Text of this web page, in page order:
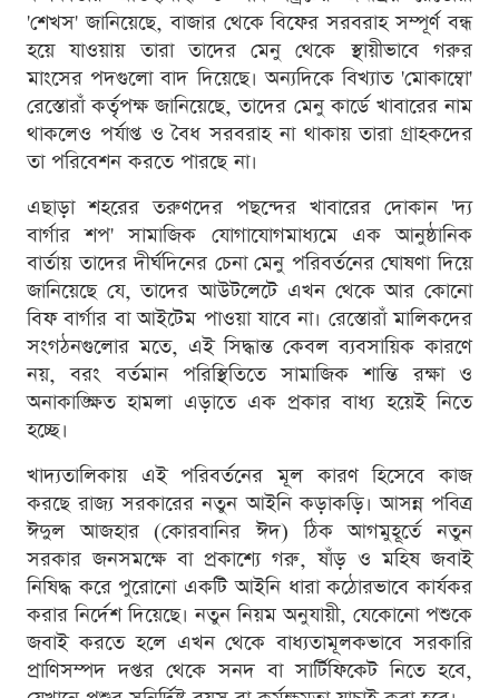
'শেখস' জানিয়েছে, বাজার থেকে বিফের সরবরাহ সম্পূর্ণ বন্ধ
হয়ে যাওয়ায় তারা তাদের মেনু থেকে স্থায়ীভাবে গরুর
মাংসের পদগুলো বাদ দিয়েছে। অন্যদিকে বিখ্যাত 'মোকাম্বো'
রেস্তোরাঁ কর্তৃপক্ষ জানিয়েছে, তাদের মেনু কার্ডে খাবারের নাম
থাকলেও পর্যাপ্ত ও বৈধ সরবরাহ না থাকায় তারা গ্রাহকদের
তা পরিবেশন করতে পারছে না।
এছাড়া শহরের তরুণদের পছন্দের খাবারের দোকান 'দ্য
বার্গার শপ' সামাজিক যোগাযোগমাধ্যমে এক আনুষ্ঠানিক
বার্তায় তাদের দীর্ঘদিনের চেনা মেনু পরিবর্তনের ঘোষণা দিয়ে
জানিয়েছে যে, তাদের আউটলেটে এখন থেকে আর কোনো
বিফ বার্গার বা আইটেম পাওয়া যাবে না। রেস্তোরাঁ মালিকদের
সংগঠনগুলোর মতে, এই সিদ্ধান্ত কেবল ব্যবসায়িক কারণে
নয়, বরং বর্তমান পরিস্থিতিতে সামাজিক শান্তি রক্ষা ও
অনাকাঙ্ক্ষিত হামলা এড়াতে এক প্রকার বাধ্য হয়েই নিতে
হচ্ছে।
খাদ্যতালিকায় এই পরিবর্তনের মূল কারণ হিসেবে কাজ
করছে রাজ্য সরকারের নতুন আইনি কড়াকড়ি। আসন্ন পবিত্র
ঈদুল আজহার (কোরবানির ঈদ) ঠিক আগমুহূর্তে নতুন
সরকার জনসমক্ষে বা প্রকাশ্যে গরু, ষাঁড় ও মহিষ জবাই
নিষিদ্ধ করে পুরোনো একটি আইনি ধারা কঠোরভাবে কার্যকর
করার নির্দেশ দিয়েছে। নতুন নিয়ম অনুযায়ী, যেকোনো পশুকে
জবাই করতে হলে এখন থেকে বাধ্যতামূলকভাবে সরকারি
প্রাণিসম্পদ দপ্তর থেকে সনদ বা সার্টিফিকেট নিতে হবে,